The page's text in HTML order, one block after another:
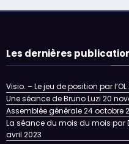
Les dernières
Visio. – Le jeu de position par
Une séance de Bruno Luzi 20
Assemblée générale24 octobre
La séance du mois du mois par
avril 2023